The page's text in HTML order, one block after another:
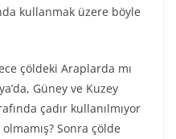
kullanmak üzere böyle
çöldeki Araplarda mı
Güney ve Kuzey
çadır kullanılmıyor
Sonra çölde